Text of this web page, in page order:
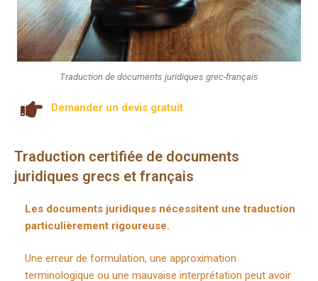
Traduction de documents juridiques grec-français
Demander un devis gratuit
Traduction certifiée de documents
juridiques grecs et français
Les documents juridiques nécessitent une traduction
particulièrement rigoureuse.
Une erreur de formulation, une approximation
terminologique ou une mauvaise interprétation peut avoir